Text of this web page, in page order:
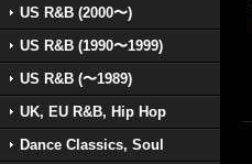
US R&B (2000〜)
US R&B (1990〜1999)
US R&B (〜1989)
UK, EU R&B, Hip Hop
Dance Classics, Soul